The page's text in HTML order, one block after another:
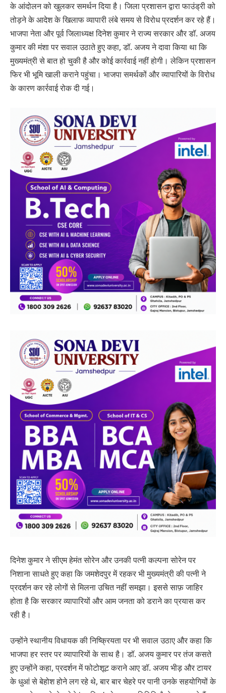
के आंदोलन को खुलकर समर्थन दिया है। जिला प्रशासन द्वारा फाउंड्री को
तोड़ने के आदेश के खिलाफ व्यापारी लंबे समय से विरोध प्रदर्शन कर रहे हैं।
भाजपा नेता और पूर्व जिलाध्यक्ष दिनेश कुमार ने राज्य सरकार और डॉ. अजय
कुमार की मंशा पर सवाल उठाते हुए कहा, डॉ. अजय ने दावा किया था कि
मुख्यमंत्री से बात हो चुकी है और कोई कार्रवाई नहीं होगी। लेकिन प्रशासन
फिर भी भूमि खाली कराने पहुंचा। भाजपा समर्थकों और व्यापारियों के विरोध
के कारण कार्रवाई रोक दी गई।
दिनेश कुमार ने सीएम हेमंत सोरेन और उनकी पत्नी कल्पना सोरेन पर
निशाना साधते हुए कहा कि जमशेदपुर में रहकर भी मुख्यमंत्री की पत्नी ने
प्रदर्शन कर रहे लोगों से मिलना उचित नहीं समझा। इससे साफ़ जाहिर
होता है कि सरकार व्यापारियों और आम जनता को डराने का प्रयास कर
रही है।
उन्होंने स्थानीय विधायक की निष्क्रियता पर भी सवाल उठाए और कहा कि
भाजपा हर स्तर पर व्यापारियों के साथ है। डॉ. अजय कुमार पर तंज कसते
हुए उन्होंने कहा, प्रदर्शन में फोटोशूट कराने आए डॉ. अजय भीड़ और टायर
के धुआं से बेहोश होने लग रहे थे, बार बार चेहरे पर पानी उनके सहयोगियों के